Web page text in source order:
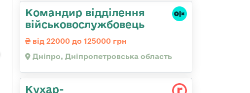
Командир відділення
військовослужбовець
від 22000 до 125000 грн
Дніпро, Дніпропетровська область
Кухар-